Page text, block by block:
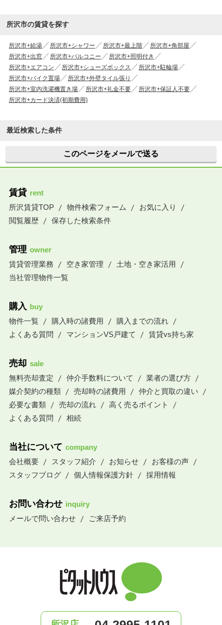
所沢市の賃貸を探す
所沢市+給湯 所沢市+シャワー 所沢市+最上階
所沢市+角部屋
所沢市+出窓
所沢市+バルコニー
所沢市+照明付き
所沢市+エアコン
所沢市+シューズボックス
所沢市+駐輪場
所沢市+バイク置場
所沢市+外壁タイル張り
所沢市+室内洗濯機置き場
所沢市+礼金不要
所沢市+保証人不要
所沢市+カード決済(初期費用)
最近検索した条件
このページをメールで送る
賃貸 rent
所沢賃貸TOP
物件検索フォーム
お気に入り
閲覧履歴
保存した検索条件
管理 owner
賃貸管理業務
空き家管理
土地・空き家活用
当社管理物件一覧
購入 buy
物件一覧
購入時の諸費用
購入までの流れ
よくある質問
マンションVS戸建て 賃貸vs持ち家
売却 sale
無料売却査定
仲介手数料について
業者の選び方
媒介契約の種類
売却時の諸費用
仲介と買取の違い
必要な書類
売却の流れ
高く売るポイント
よくある質問
相続
当社について company
会社概要
スタッフ紹介 お知らせ
お客様の声
スタッフブログ
個人情報保護方針 採用情報
お問い合わせ inquiry
メールで問い合わせ
ご来店予約